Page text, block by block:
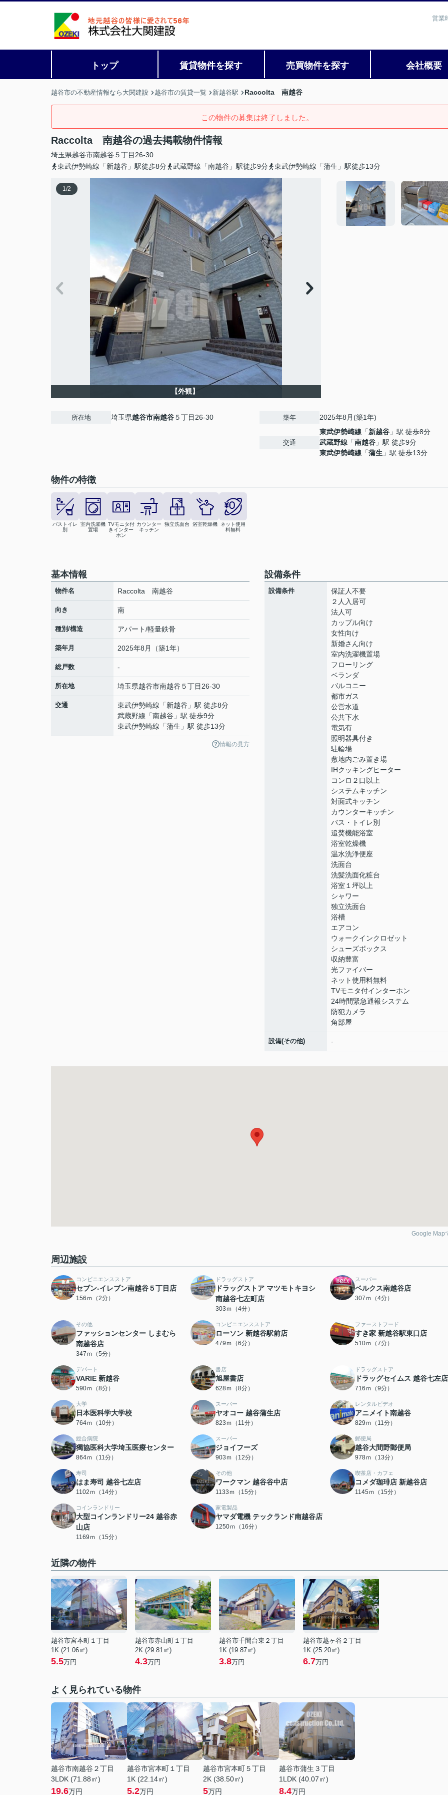
営業
トップ 賃貸物件を探す 売買物件を探す 会社概要
越谷市の不動産情報なら大関建設 越谷市の賃貸一覧 新越谷駅 Raccolta 南越谷
この物件の募集は終了しました。
Raccolta 南越谷の過去掲載物件情報
埼玉県越谷市南越谷 ５丁目26-30
東武伊勢崎線「新越谷」駅徒歩8分
武蔵野線「南越谷」駅徒歩9分 東武伊勢崎線「蒲生」駅徒歩13分
1/2
【外観】
所在地 埼玉県越谷市南越谷５丁目26-30 築年 2025年8月(築1年)
交通
東武伊勢崎線 「新越谷 」駅 徒歩8分
武蔵野線 「南越谷 」駅 徒歩9分
東武伊勢崎線 「蒲生 」駅 徒歩13分
物件の特徴
バストイレ
別
室内洗濯機
置場
TVモニタ付
きインター
ホン
カウンター
キッチン
独立洗面台 浴室乾燥機 ネット使用
料無料
基本情報
物件名 Raccolta 南越谷
向き 南
種別/構造 アパート/軽量鉄骨
築年月 2025年8月（築1年）
総戸数 -
所在地 埼玉県越谷市南越谷 ５丁目26-30
交通 東武伊勢崎線 「新越谷 」駅 徒歩8分
武蔵野線 「南越谷 」駅 徒歩9分
東武伊勢崎線 「蒲生 」駅 徒歩13分
情報の見方
設備条件
設備条件
保証人不要
２人入居可
法人可
カップル向け
女性向け
新婚さん向け
室内洗濯機置場
フローリング
ベランダ
バルコニー
都市ガス
公営水道
公共下水
電気有
照明器具付き
駐輪場
敷地内ごみ置き場
IHクッキングヒーター
コンロ２口以上
システムキッチン
対面式キッチン
カウンターキッチン
バス・トイレ別
追焚機能浴室
浴室乾燥機
温水洗浄便座
洗面台
洗髪洗面化粧台
浴室１坪以上
シャワー
独立洗面台
浴槽
エアコン
ウォークインクロゼット
シューズボックス
収納豊富
光ファイバー
ネット使用料無料
TVモニタ付インターホン
24時間緊急通報システム
防犯カメラ
角部屋
設備(その他) -
Google Map
周辺施設
コンビニエンスストア
セブン-イレブン南越谷５丁目店
156ｍ（2分）
ドラッグストア
ドラッグストア マツモトキヨシ
南越谷七左町店
303ｍ（4分）
スーパー
ベルクス南越谷店
307ｍ（4分）
その他
ファッションセンター しまむら
南越谷店
347ｍ（5分）
コンビニエンスストア
ローソン 新越谷駅前店
479ｍ（6分）
ファーストフード
すき家 新越谷駅東口店
510ｍ（7分）
デパート
VARIE 新越谷
590ｍ（8分）
書店
旭屋書店
628ｍ（8分）
ドラッグストア
ドラッグセイムス 越谷七左店
716ｍ（9分）
大学
日本医科学大学校
764ｍ（10分）
スーパー
ヤオコー 越谷蒲生店
823ｍ（11分）
レンタルビデオ
アニメイト南越谷
829ｍ（11分）
総合病院
獨協医科大学埼玉医療センター
864ｍ（11分）
スーパー
ジョイフーズ
903ｍ（12分）
郵便局
越谷大間野郵便局
978ｍ（13分）
寿司
はま寿司 越谷七左店
1102ｍ（14分）
その他
ワークマン 越谷谷中店
1133ｍ（15分）
喫茶店・カフェ
コメダ珈琲店 新越谷店
1145ｍ（15分）
コインランドリー
大型コインランドリー24 越谷赤
山店
1169ｍ（15分）
家電製品
ヤマダ電機 テックランド南越谷店
1250ｍ（16分）
近隣の物件
越谷市宮本町１丁目
1K (21.06㎡)
5.5万円
越谷市赤山町１丁目
2K (29.81㎡)
4.3万円
越谷市千間台東２丁目
1K (19.87㎡)
3.8万円
越谷市越ヶ谷２丁目
1K (25.20㎡)
6.7万円
よく見られている物件
越谷市南越谷２丁目
3LDK (71.88㎡)
19.6万円
越谷市宮本町１丁目
1K (22.14㎡)
5.2万円
越谷市宮本町５丁目
2K (38.50㎡)
5万円
越谷市蒲生３丁目
1LDK (40.07㎡)
8.4万円